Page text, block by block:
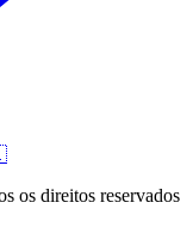
os direitos reservados